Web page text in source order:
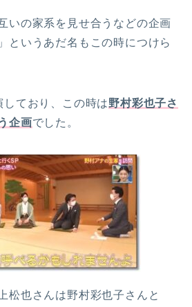
いの家系を見せ合うなどの企画
というあだ名もこの時につけら
ており、この時は野村彩也子さ
企画でした。
松也さんは野村彩也子さんと